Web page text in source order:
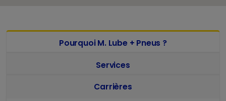
Pourquoi M. Lube + Pneus ?
Services
Carrières